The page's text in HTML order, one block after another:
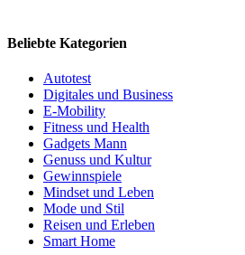
Beliebte Kategorien
Autotest
Digitales und Business
E-Mobility
Fitness und Health
Gadgets Mann
Genuss und Kultur
Gewinnspiele
Mindset und Leben
Mode und Stil
Reisen und Erleben
Smart Home